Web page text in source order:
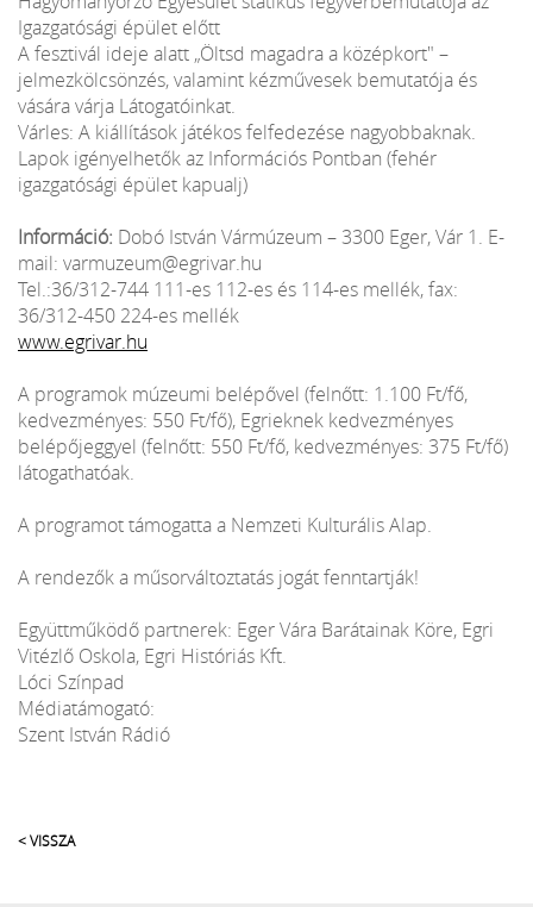
Igazgatósági épület előtt
A fesztivál ideje alatt „Öltsd magadra a középkort" –
jelmezkölcsönzés, valamint kézművesek bemutatója és
vására várja Látogatóinkat.
Várles: A kiállítások játékos felfedezése nagyobbaknak.
Lapok igényelhetők az Információs Pontban (fehér
igazgatósági épület kapualj)
Információ: Dobó István Vármúzeum – 3300 Eger, Vár 1. E-
mail: varmuzeum@egrivar.hu
Tel.:36/312-744 111-es 112-es és 114-es mellék, fax:
36/312-450 224-es mellék
www.egrivar.hu
A programok múzeumi belépővel (felnőtt: 1.100 Ft/fő,
kedvezményes: 550 Ft/fő), Egrieknek kedvezményes
belépőjeggyel (felnőtt: 550 Ft/fő, kedvezményes: 375 Ft/fő)
látogathatóak.
A programot támogatta a Nemzeti Kulturális Alap.
A rendezők a műsorváltoztatás jogát fenntartják!
Együttműködő partnerek: Eger Vára Barátainak Köre, Egri
Vitézlő Oskola, Egri Históriás Kft.
Lóci Színpad
Médiatámogató:
Szent István Rádió
< VISSZA